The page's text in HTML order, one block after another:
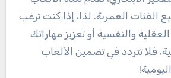
الفئات العمرية. لذا، إذا كنت ترغب
والنفسية أو تعزيز مهاراتك
فلا تتردد في تضمين الألعاب